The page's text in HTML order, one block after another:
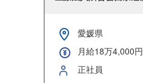
愛媛県
月給18万4,000
正社員